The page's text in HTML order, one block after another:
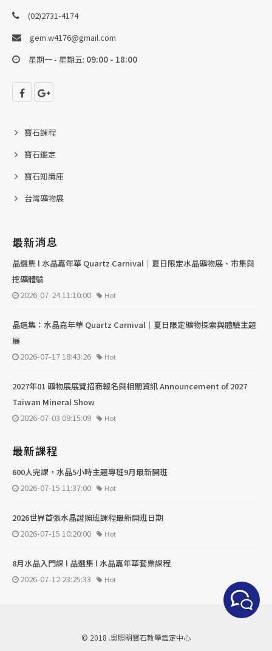
(02)2731-4174
gem.w4176@gmail.com
星期一 - 星期五: 09:00 - 18:00
寶石課程
寶石鑑定
寶石知識庫
台灣礦物展
最新消息
晶選集 l 水晶嘉年華 Quartz Carnival｜夏日限定水晶礦物展、市集與
挖礦體驗
2026-07-24 11:10:00
Hot
晶選集：水晶嘉年華 Quartz Carnival｜夏日限定礦物探索與體驗主題
展
2026-07-17 18:43:26
Hot
2027年01 礦物展展覽招商報名與相關資訊 Announcement of 2027
Taiwan Mineral Show
2026-07-03 09:15:09
Hot
最新課程
600人完課，水晶5小時主題專班9月最新開班
2026-07-15 11:37:00
Hot
2026世界首張水晶證照班課程最新開班日期
2026-07-15 10:20:00
Hot
8月水晶入門課 l 晶選集 l 水晶嘉年華套票課程
2026-07-12 23:25:33
Hot
© 2018 .吳照明寶石教學鑑定中心